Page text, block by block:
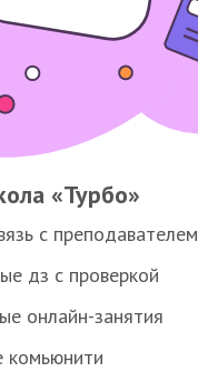
«Турбо»
с преподавателем
дз с проверкой
онлайн-занятия
комьюнити